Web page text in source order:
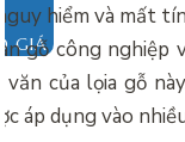
GIÁ
hiểm và mất
gỗ công
văn của lọia gỗ
áp dụng vào